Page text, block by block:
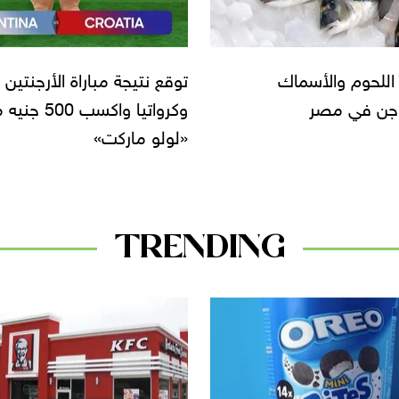
مباراة الأرجنتين
«كازيون» تطلق عروض
الأسبوعية حتى 19 ديسمبر
TRENDING